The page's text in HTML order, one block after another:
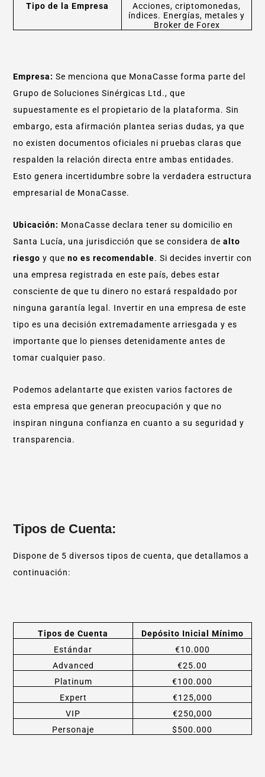
Tipo de la Empresa
Acciones, criptomonedas,
índices. Energías, metales y
Broker de Forex
Empresa: Se menciona que MonaCasse forma parte del
Grupo de Soluciones Sinérgicas Ltd., que
supuestamente es el propietario de la plataforma. Sin
embargo, esta afirmación plantea serias dudas, ya que
no existen documentos oficiales ni pruebas claras que
respalden la relación directa entre ambas entidades.
Esto genera incertidumbre sobre la verdadera estructura
empresarial de MonaCasse.
Ubicación: MonaCasse declara tener su domicilio en
Santa Lucía, una jurisdicción que se considera de alto
riesgo y que no es recomendable. Si decides invertir con
una empresa registrada en este país, debes estar
consciente de que tu dinero no estará respaldado por
ninguna garantía legal. Invertir en una empresa de este
tipo es una decisión extremadamente arriesgada y es
importante que lo pienses detenidamente antes de
tomar cualquier paso.
Podemos adelantarte que existen varios factores de
esta empresa que generan preocupación y que no
inspiran ninguna confianza en cuanto a su seguridad y
transparencia.
Tipos de Cuenta:
Dispone de 5 diversos tipos de cuenta, que detallamos a
continuación:
Tipos de Cuenta
Depósito Inicial Mínimo
Estándar
€10.000
Advanced
€25.00
Platinum
€100.000
Expert
€125,000
VIP
€250,000
Personaje
$500.000